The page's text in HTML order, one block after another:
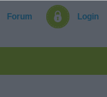
Forum Login